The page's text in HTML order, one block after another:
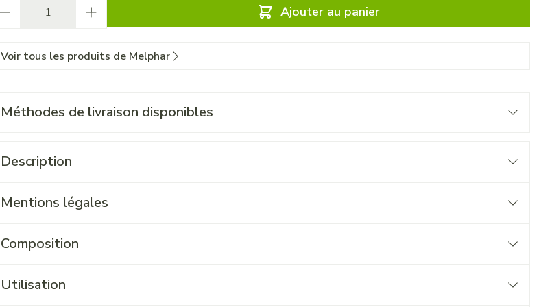
Ajouter au panier
Voir tous les produits de Melphar
Méthodes de livraison disponibles
Description
Mentions légales
Composition
Utilisation